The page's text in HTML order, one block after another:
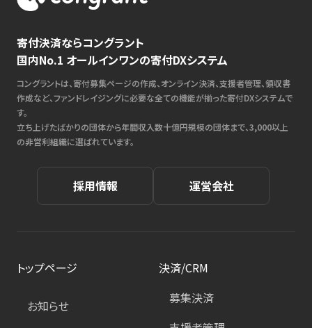
寄付決済ならコングラント
国内No.1 オールインワンの寄付DXシステム
コングラントは、寄付募集ページの作成、オンライン決済、支援者管理、領収書
作成など、ファンドレイジングに必要な全ての機能が揃った寄付DXシステムで
す。
立ち上げたばかりの団体から年間収入数十億円規模の団体まで、3,000以上
の非営利組織に選ばれています。
採用情報 運営会社
トップページ
お知らせ
決済/CRM
募集決済